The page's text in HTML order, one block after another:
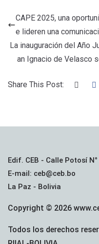
b
o
o
er
CAPE 2025, una
e lideren una
La inauguración del Año
an Ignacio de Velasco
Share This Post:
Edif. CEB - Calle Potosí
E-mail: ceb@ceb.bo
La Paz - Bolivia
Copyright © 2026
Todos los derechos